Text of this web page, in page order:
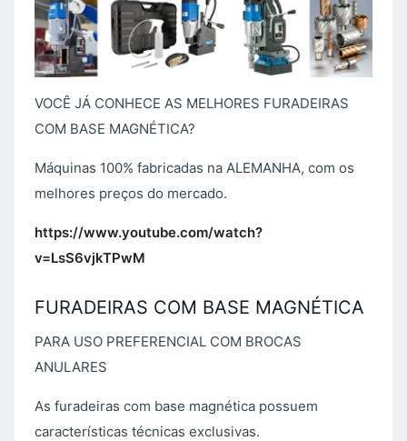
VOCÊ JÁ CONHECE AS MELHORES FURADEIRAS
COM BASE MAGNÉTICA?
Máquinas 100% fabricadas na ALEMANHA, com os
melhores preços do mercado.
https://www.youtube.com/watch?
v=LsS6vjkTPwM
FURADEIRAS COM BASE MAGNÉTICA
PARA USO PREFERENCIAL COM BROCAS
ANULARES
As furadeiras com base magnética possuem
características técnicas exclusivas.